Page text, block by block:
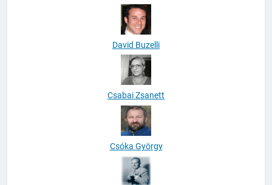
David Buzelli
Csabai Zsanett
Csóka György